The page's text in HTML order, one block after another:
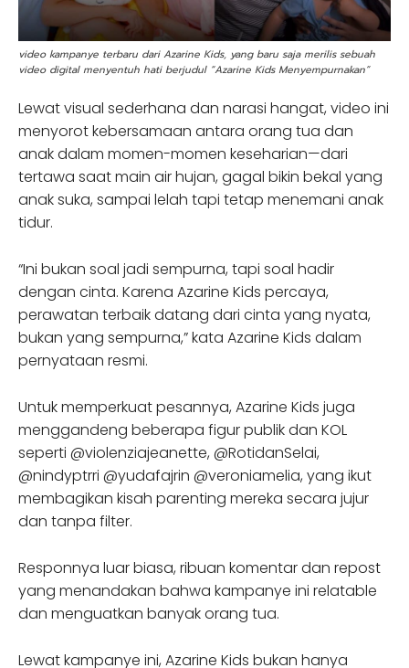
video kampanye terbaru dari Azarine Kids, yang baru saja merilis sebuah
video digital menyentuh hati berjudul “Azarine Kids Menyempurnakan”
Lewat visual sederhana dan narasi hangat, video ini
menyorot kebersamaan antara orang tua dan
anak dalam momen-momen keseharian—dari
tertawa saat main air hujan, gagal bikin bekal yang
anak suka, sampai lelah tapi tetap menemani anak
tidur.
“Ini bukan soal jadi sempurna, tapi soal hadir
dengan cinta. Karena Azarine Kids percaya,
perawatan terbaik datang dari cinta yang nyata,
bukan yang sempurna,” kata Azarine Kids dalam
pernyataan resmi.
Untuk memperkuat pesannya, Azarine Kids juga
menggandeng beberapa figur publik dan KOL
seperti @violenziajeanette, @RotidanSelai,
@nindyptrri @yudafajrin @veroniamelia, yang ikut
membagikan kisah parenting mereka secara jujur
dan tanpa filter.
Responnya luar biasa, ribuan komentar dan repost
yang menandakan bahwa kampanye ini relatable
dan menguatkan banyak orang tua.
Lewat kampanye ini, Azarine Kids bukan hanya